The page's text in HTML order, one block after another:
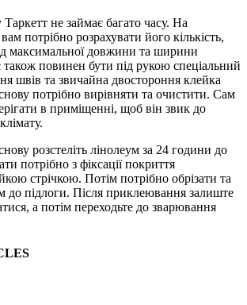
не займає багато часу. На
потрібно розрахувати його кількість,
максимальної довжини та ширини
повинен бути під рукою спеціальний
швів та звичайна двостороння клейка
потрібно вирівняти та очистити. Сам
в приміщенні, щоб він звик до
розстеліть лінолеум за 24 години до
потрібно з фіксації покриття
стрічкою. Потім потрібно обрізати та
до підлоги. Після приклеювання залиште
а потім переходьте до зварювання